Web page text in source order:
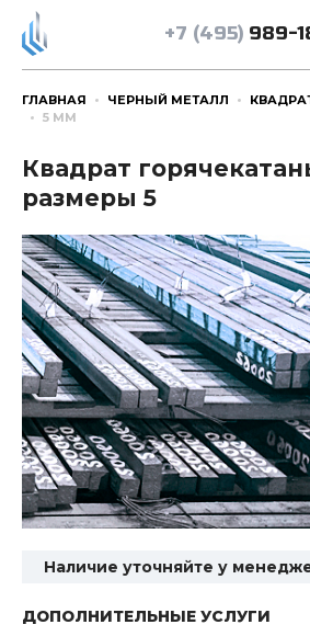
+7 (495) 989-
ГЛАВНАЯ ЧЕРНЫЙ МЕТАЛЛ
5 ММ
Квадрат
размеры 5
Наличие уточняйте у
ДОПОЛНИТЕЛЬНЫЕ УСЛУГИ